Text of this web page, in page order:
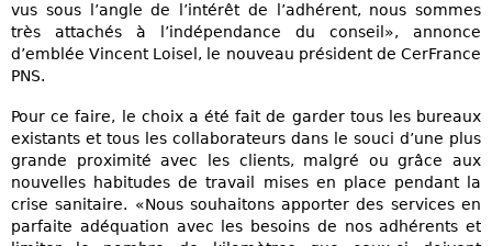
vus sous l’angle de l’intérêt de l’adhérent, nous sommes
très attachés à l’indépendance du conseil», annonce
d’emblée Vincent Loisel, le nouveau président de CerFrance
PNS.
Pour ce faire, le choix a été fait de garder tous les bureaux
existants et tous les collaborateurs dans le souci d’une plus
grande proximité avec les clients, malgré ou grâce aux
nouvelles habitudes de travail mises en place pendant la
crise sanitaire. «Nous souhaitons apporter des services en
parfaite adéquation avec les besoins de nos adhérents et